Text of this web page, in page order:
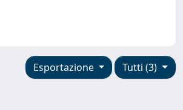
Tutti (3)
Esportazione